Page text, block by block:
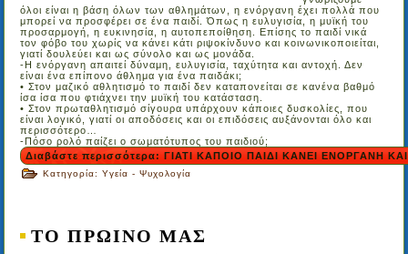
όλοι είναι η βάση όλων των αθλημάτων, η ενόργανη έχει πολλά που
μπορεί να προσφέρει σε ένα παιδί. Όπως η ευλυγισία, η μυϊκή του
προσαρμογή, η ευκινησία, η αυτοπεποίθηση. Επίσης το παιδί νικά
τον φόβο του χωρίς να κάνει κάτι ριψοκίνδυνο και κοινωνικοποιείται,
γιατί δουλεύει και ως σύνολο και ως μονάδα.
-Η ενόργανη απαιτεί δύναμη, ευλυγισία, ταχύτητα και αντοχή. Δεν
είναι ένα επίπονο άθλημα για ένα παιδάκι;
• Στον μαζικό αθλητισμό το παιδί δεν καταπονείται σε κανένα βαθμό
ίσα ίσα που φτιάχνει την μυϊκή του κατάσταση.
• Στον πρωταθλητισμό σίγουρα υπάρχουν κάποιες δυσκολίες, που
είναι λογικό, γιατί οι αποδόσεις και οι επιδόσεις αυξάνονται όλο και
περισσότερο…
-Πόσο ρολό παίζει ο σωματότυπος του παιδιού;
Διαβάστε περισσότερα: ΓΙΑΤΙ ΚΑΠΟΙΟ ΠΑΙΔΙ ΚΑΝΕΙ ΕΝΟΡΓΑΝΗ
Κατηγορία:Υγεία - Ψυχολογία
ΤΟ ΠΡΩΙΝΟ ΜΑΣ